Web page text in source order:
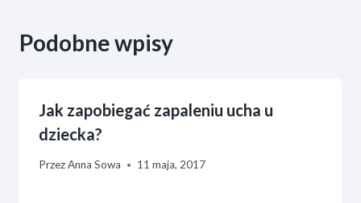
Podobne wpisy
Jak zapobiegać zapaleniu ucha u
dziecka?
PrzezAnna Sowa 11 maja, 2017